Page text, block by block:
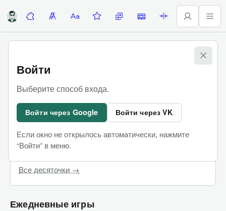
ДесяточкиЛесенкаАлфавиткаЗадание недели
ЗаменыСтеныПалиндромы
Войти
Выберите способ входа.
Войти через Google Войти через VK
Если окно не открылось автоматически, нажмите
“Войти” в меню.
Десяточки
Командные сложные игры, в которых можно
пользоваться интернетом
Последняя Десяточка Купить билеты
Все десяточки →
Ежедневные игры